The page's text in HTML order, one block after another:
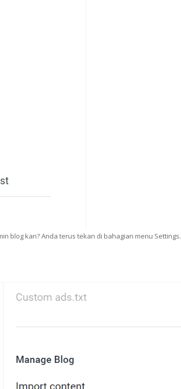
blog kan? Anda terus tekan di bahagian menu Settings.